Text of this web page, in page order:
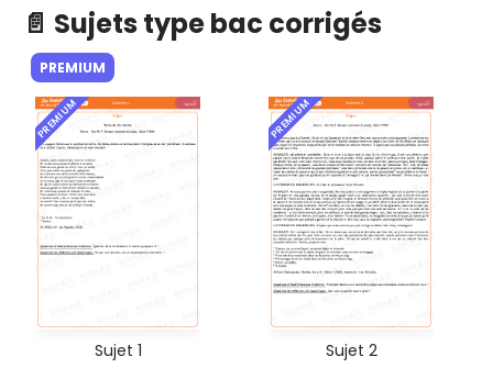
📄 Sujets type bac corrigés
PREMIUM
PREMIUM
Sujet 1
PREMIUM
Sujet 2